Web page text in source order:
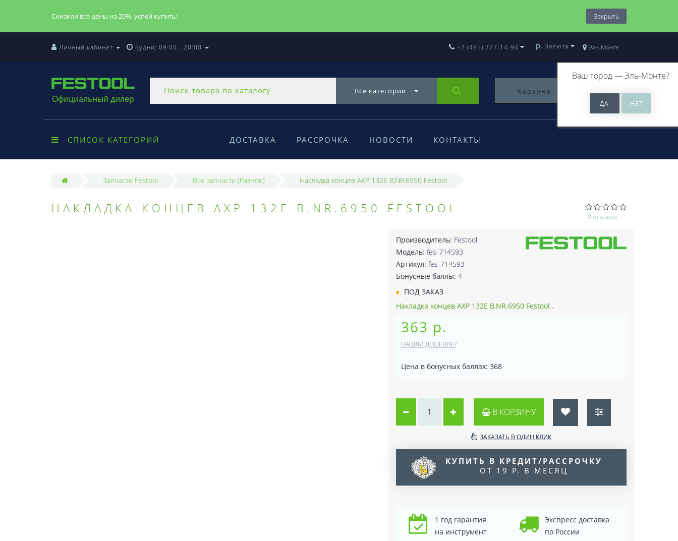
Снизили все цены на 20%, успей купить! Закрыть
Личный кабинет Будни: 09:00 - 20:00 Эль-Монте
Ваш город —Эль-Монте?
+7 (495) 777-14-94 р. Валюта
Официальный дилер
Все категории Корзина 0
СПИСОК КАТЕГОРИЙ ДОСТАВКА РАССРОЧКА НОВОСТИ КОНТАКТЫ
Запчасти Festool Все запчасти (Разное) Накладка концев AXP 132E B.NR.6950 Festool
НАКЛАДКА КОНЦЕВ AXP 132E B.NR.6950 FESTOOL
0 отзывов
Производитель: Festool
Модель: fes-714593
Артикул: fes-714593
Бонусные баллы: 4
ПОД ЗАКАЗ
Накладка концев AXP 132E B.NR.6950 Festool..
363 р.
НАШЛИ ДЕШЕВЛЕ?
Цена в бонусных баллах: 368
В КОРЗИНУ
ЗАКАЗАТЬ В ОДИН КЛИК
КУПИТЬ В КРЕДИТ/РАССРОЧКУ
ОТ 19 Р. В МЕСЯЦ
1 год гарантия
на инструмент
Экспресс доставка
по России